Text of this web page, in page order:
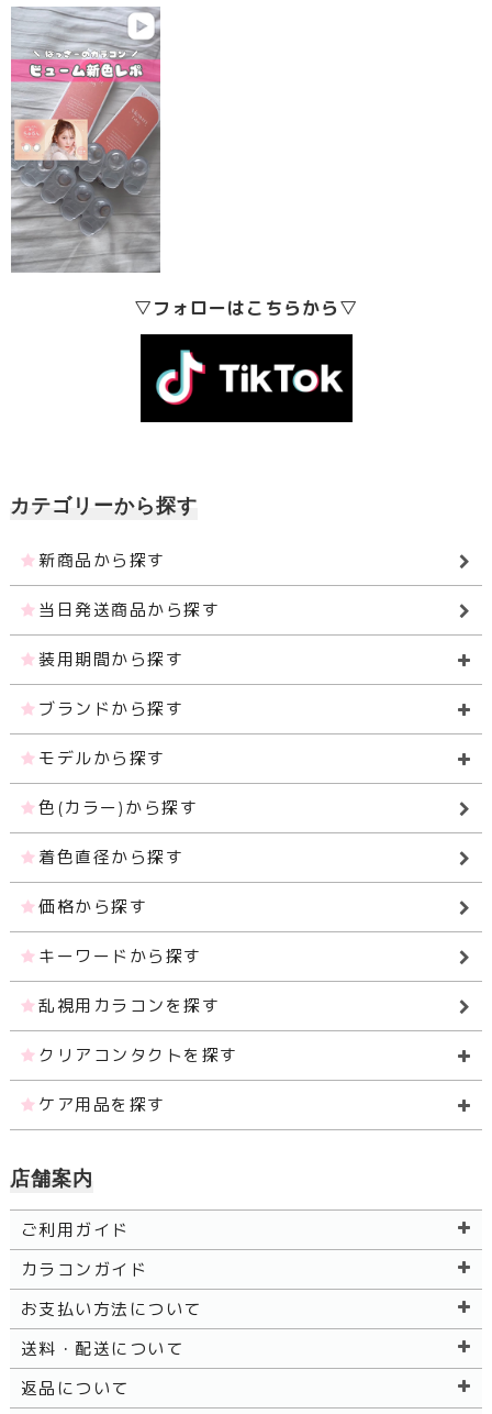
▽フォローはこちらから▽
カテゴリーから探す
新商品から探す
当日発送商品から探す
装用期間から探す
ブランドから探す
モデルから探す
色(カラー)から探す
着色直径から探す
価格から探す
キーワードから探す
乱視用カラコンを探す
クリアコンタクトを探す
ケア用品を探す
店舗案内
ご利用ガイド
カラコンガイド
お支払い方法について
送料・配送について
返品について